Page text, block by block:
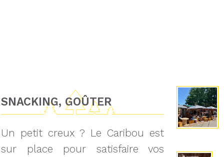
SNACKING, GOÛTER
Un petit creux ? Le Caribou est
sur place pour satisfaire vos